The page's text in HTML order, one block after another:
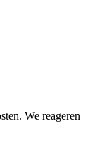
We reageren